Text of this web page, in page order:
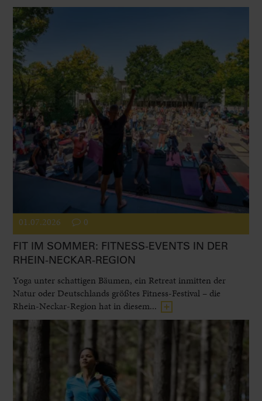
01.07.2026 0
FIT IM SOMMER: FITNESS-EVENTS IN DER
RHEIN-NECKAR-REGION
Yoga unter schattigen Bäumen, ein Retreat inmitten der
Natur oder Deutschlands größtes Fitness-Festival – die
Rhein-Neckar-Region hat in diesem...